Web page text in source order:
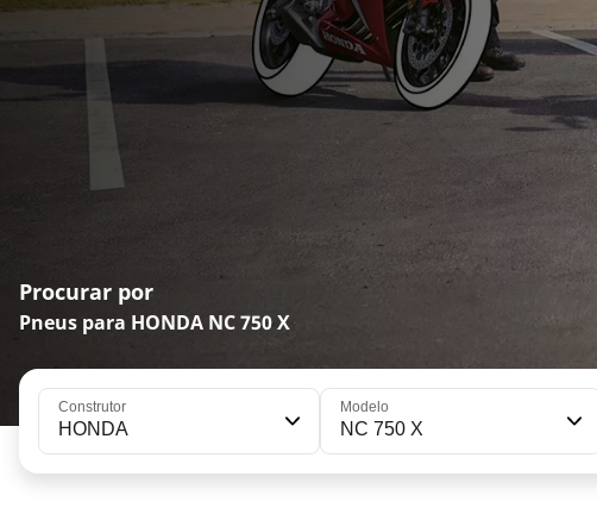
Procurar por
Pneus para HONDA NC 750 X
Construtor
HONDA
Modelo
NC 750 X